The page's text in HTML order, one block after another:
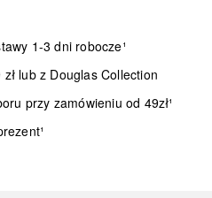
1-3 dni robocze¹
lub z Douglas Collection
przy zamówieniu od 49zł¹